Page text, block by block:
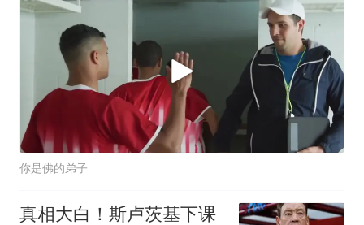
你是佛的弟子
真相大白！斯卢茨基下课